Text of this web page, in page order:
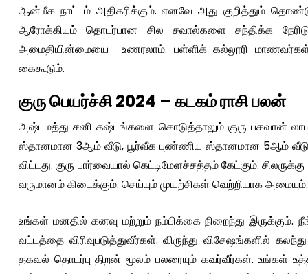
ஆன்மீக நாட்டம் அதிகரிக்கும். எனவே அது குறித்தும்
ஆரோக்கியம் தொடர்பான சில சவால்களை சந்திக்க
அமைதியின்மையை உணரலாம். பள்ளிக் கல்லூரி மாணவர்கள்
கைகூடும்.
குரு பெயர்ச்சி 2024 – கடகம் ராசி பலன்
அஷ்டமத்து சனி கஷ்டங்களை கொடுத்தாலும் குரு பகவான் லாப
ஸ்தானமான 3ஆம் வீடு, பூர்வீக புண்ணிய ஸ்தானமான 5ஆம் வீடு,
விட்டது. குரு பார்வையால் கெட்டிமேளச்சத்தம் கேட்கும்.
வருமானம் கிடைக்கும். செய்யும் முயற்சிகள் வெற்றியாக
உங்கள் மனதில் கனவு மற்றும் நம்பிக்கை நிறைந்து
வட்டத்தை விரிவுபடுத்துவீர்கள். விருந்து விசேஷங்களில்
தகவல் தொடர்பு திறன் மூலம் பலரையும் கவர்வீர்கள். உங்கள்